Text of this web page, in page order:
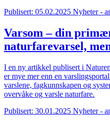
Publisert: 05.02.2025 Nyheter -
Varsom – din
naturfarevarsel,
I en ny artikkel publisert i
er mye mer enn en
varslene, fagkunnskapen og
overvåke og varsle naturfare.
Publisert: 30.01.2025 Nyheter -